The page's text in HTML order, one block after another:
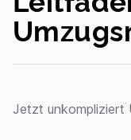
Jetzt unkompliziert